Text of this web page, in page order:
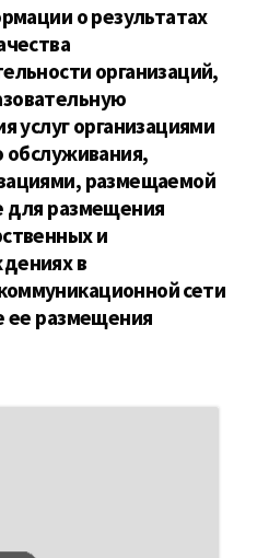
о результатах
организаций,
услуг организациями
обслуживания,
размещаемой
для размещения
и
в
сети
ее размещения